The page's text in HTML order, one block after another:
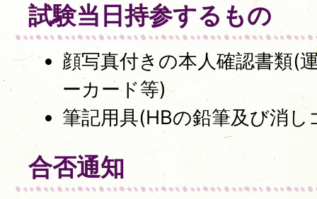
試験当日持参するもの
顔写真付きの本人確認書類(
ーカード等)
筆記用具(HBの鉛筆及び消し
合否通知